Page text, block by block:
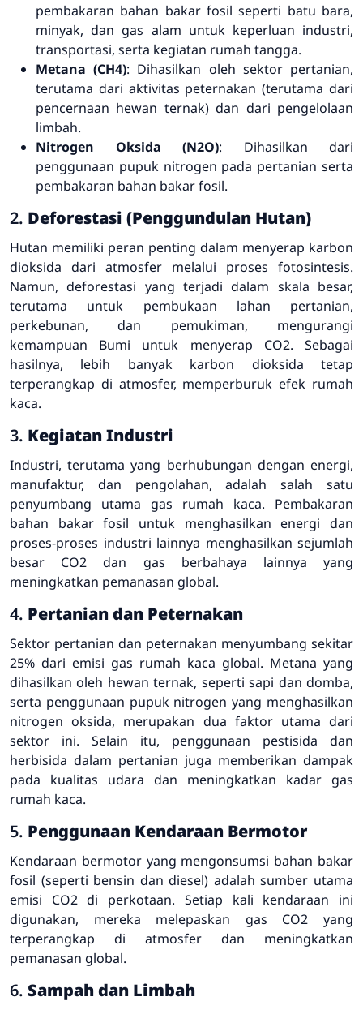
pembakaran bahan bakar fosil seperti batu bara,
minyak, dan gas alam untuk keperluan industri,
transportasi, serta kegiatan rumah tangga.
Metana (CH4): Dihasilkan oleh sektor pertanian,
terutama dari aktivitas peternakan (terutama dari
pencernaan hewan ternak) dan dari pengelolaan
limbah.
Nitrogen Oksida (N2O): Dihasilkan dari
penggunaan pupuk nitrogen pada pertanian serta
pembakaran bahan bakar fosil.
2. Deforestasi (Penggundulan Hutan)
Hutan memiliki peran penting dalam menyerap karbon
dioksida dari atmosfer melalui proses fotosintesis.
Namun, deforestasi yang terjadi dalam skala besar,
terutama untuk pembukaan lahan pertanian,
perkebunan, dan pemukiman, mengurangi
kemampuan Bumi untuk menyerap CO2. Sebagai
hasilnya, lebih banyak karbon dioksida tetap
terperangkap di atmosfer, memperburuk efek rumah
kaca.
3. Kegiatan Industri
Industri, terutama yang berhubungan dengan energi,
manufaktur, dan pengolahan, adalah salah satu
penyumbang utama gas rumah kaca. Pembakaran
bahan bakar fosil untuk menghasilkan energi dan
proses-proses industri lainnya menghasilkan sejumlah
besar CO2 dan gas berbahaya lainnya yang
meningkatkan pemanasan global.
4. Pertanian dan Peternakan
Sektor pertanian dan peternakan menyumbang sekitar
25% dari emisi gas rumah kaca global. Metana yang
dihasilkan oleh hewan ternak, seperti sapi dan domba,
serta penggunaan pupuk nitrogen yang menghasilkan
nitrogen oksida, merupakan dua faktor utama dari
sektor ini. Selain itu, penggunaan pestisida dan
herbisida dalam pertanian juga memberikan dampak
pada kualitas udara dan meningkatkan kadar gas
rumah kaca.
5. Penggunaan Kendaraan Bermotor
Kendaraan bermotor yang mengonsumsi bahan bakar
fosil (seperti bensin dan diesel) adalah sumber utama
emisi CO2 di perkotaan. Setiap kali kendaraan ini
digunakan, mereka melepaskan gas CO2 yang
terperangkap di atmosfer dan meningkatkan
pemanasan global.
6. Sampah dan Limbah